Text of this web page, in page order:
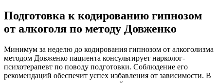
Подготовка к кодированию гипнозом
от алкоголя по методу Довженко
Минимум за неделю до кодирования гипнозом от алкоголизма
методом Довженко пациента консультирует нарколог-
психотерапевт по поводу подготовки. Соблюдение его
рекомендаций обеспечит успех избавления от зависимости. В